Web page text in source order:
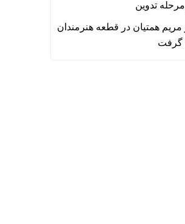
تدوین
مریم همتیان در قطعه هنرمندان
گرفت